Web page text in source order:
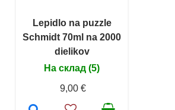
Lepidlo na puzzle
Schmidt 70ml na 2000
dielikov
На склад (5)
9,00 €